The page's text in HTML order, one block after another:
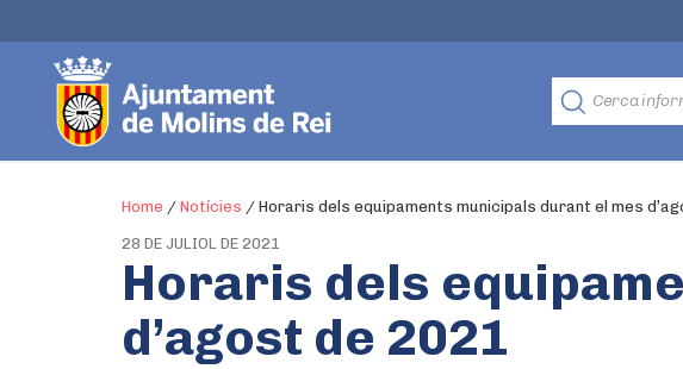
Home / Notícies / Horaris dels equipaments municipals durant el mes
28 DE JULIOL DE 2021
Horaris dels
d’agost de 2021